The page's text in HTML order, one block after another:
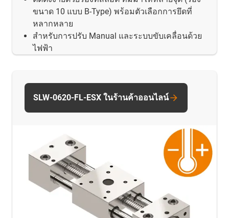
ขนาด 10 แบบ B-Type) พร้อมตัวเลือกการยึดที่
หลากหลาย
สำหรับการปรับ Manual และระบบขับเคลื่อนด้วย
ไฟฟ้า
SLW-0620-FL-ESX ในร้านค้าออนไลน์